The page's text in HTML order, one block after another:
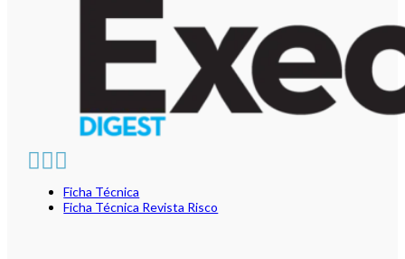
Ficha Técnica
Ficha Técnica Revista Risco